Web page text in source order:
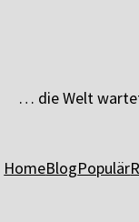
… die Welt
HomeBlogPopulär